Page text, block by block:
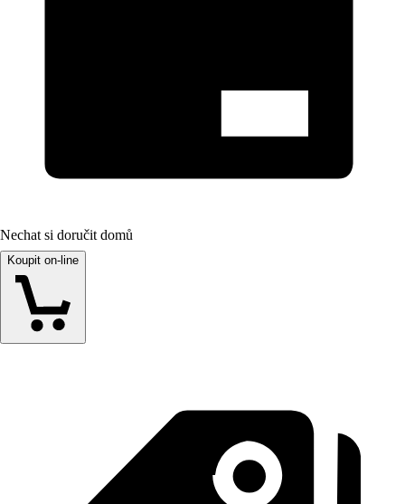
Nechat si doručit domů
Koupit on-line